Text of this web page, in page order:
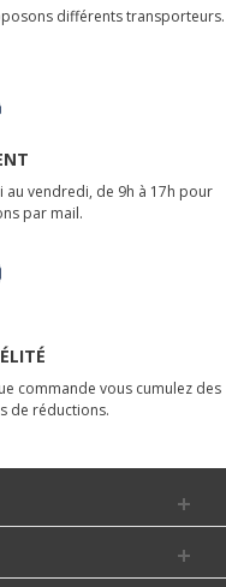
différents transporteurs.
vendredi, de 9h à 17h pour
par mail.
commande vous cumulez des
de réductions.